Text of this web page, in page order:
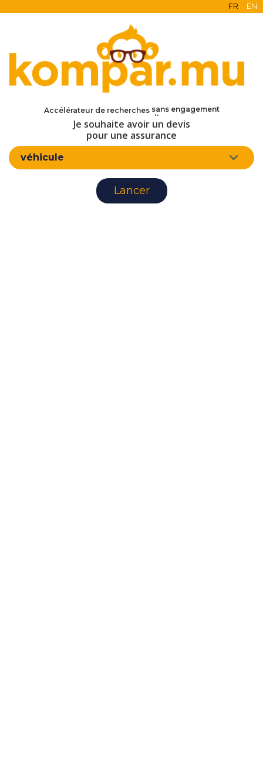
FR EN
Accélérateur de recherches
en ligne
d'assurance
Je souhaite avoir un devis
pour une assurance
véhicule
Lancer